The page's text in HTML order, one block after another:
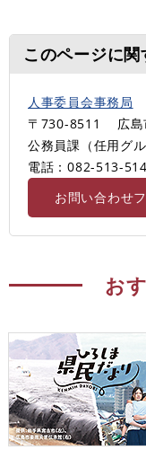
このページに
人事委員会事務局
〒730-8511
広
公務員課（任用グル
電話：082-513-
お問い合わせ
お